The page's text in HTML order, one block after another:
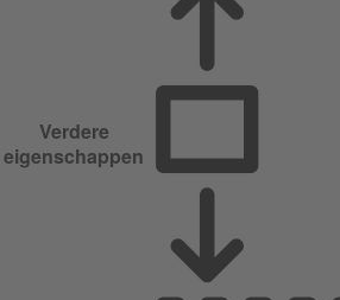
Verdere
eigenschappen